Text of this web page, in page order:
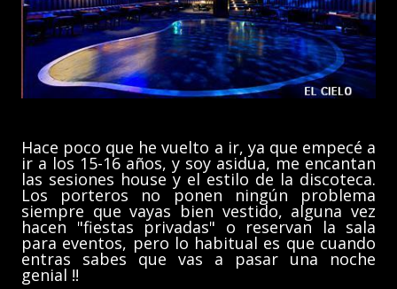
Hace poco que he vuelto a ir, ya que empecé a
ir a los 15-16 años, y soy asidua, me encantan
las sesiones house y el estilo de la discoteca.
Los porteros no ponen ningún problema
siempre que vayas bien vestido, alguna vez
hacen "fiestas privadas" o reservan la sala
para eventos, pero lo habitual es que cuando
entras sabes que vas a pasar una noche
genial !!